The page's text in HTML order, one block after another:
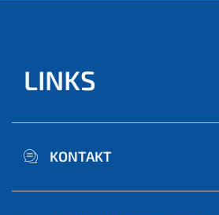
LINKS
KONTAKT